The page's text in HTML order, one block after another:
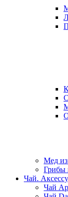
Мед
Грибы
Чай.
Чай